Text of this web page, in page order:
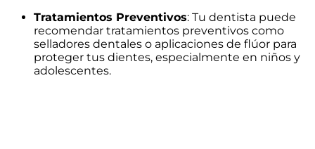
Tratamientos Preventivos: Tu dentista puede
recomendar tratamientos preventivos como
selladores dentales o aplicaciones de flúor para
proteger tus dientes, especialmente en niños y
adolescentes.